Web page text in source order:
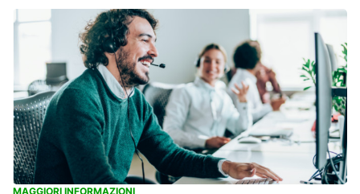
MAGGIORI INFORMAZIONI